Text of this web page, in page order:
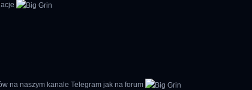
na naszym kanale Telegram jak na forum